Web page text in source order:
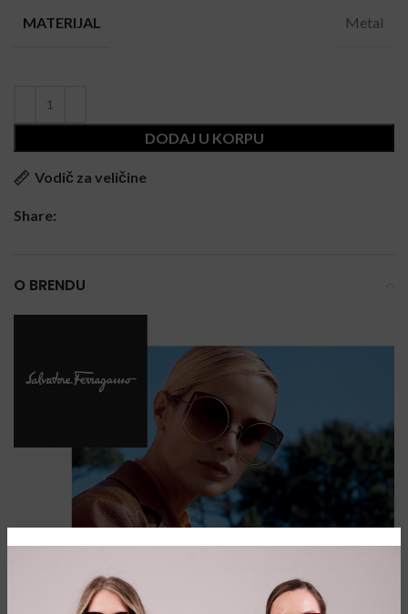
MATERIJAL Metal
DODAJ U KORPU
Vodič za veličine
Share:
O BRENDU